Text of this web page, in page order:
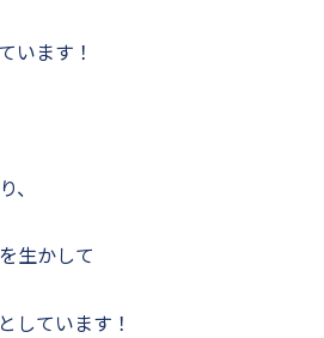
います！
生かして
しています！